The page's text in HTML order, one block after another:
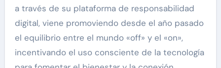
a través de su plataforma de responsabilidad
digital, viene promoviendo desde el año pasado
el equilibrio entre el mundo «off» y el «on»,
incentivando el uso consciente de la tecnología